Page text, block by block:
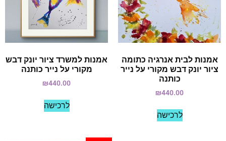
אמנות לבית אנרגיה כתומה
ציור יונק דבש מקורי על נייר
כותנה
₪440.00
לרכישה
אמנות למשרד ציור יונק דבש
מקורי על נייר כותנה
₪440.00
לרכישה